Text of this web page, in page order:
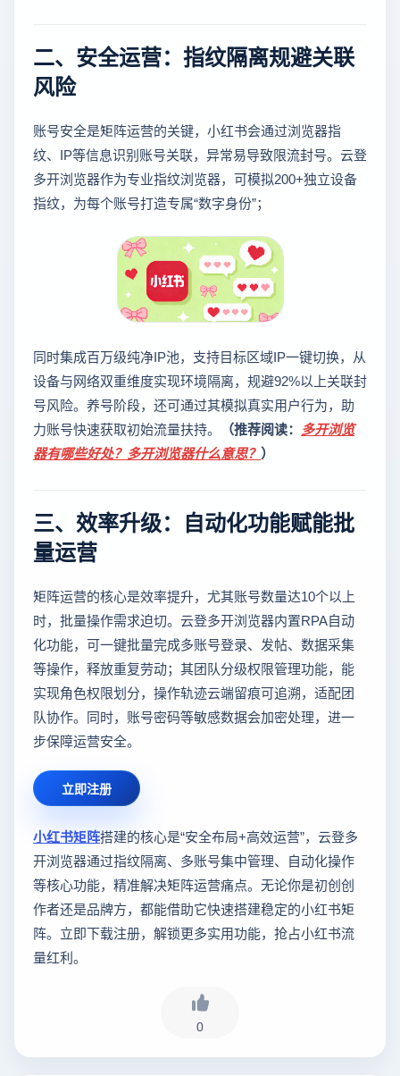
二、安全运营：指纹隔离规避关联
风险
账号安全是矩阵运营的关键，小红书会通过浏览器指
纹、IP等信息识别账号关联，异常易导致限流封号。云登
多开浏览器作为专业指纹浏览器，可模拟200+独立设备
指纹，为每个账号打造专属“数字身份”；
同时集成百万级纯净IP池，支持目标区域IP一键切换，从
设备与网络双重维度实现环境隔离，规避92%以上关联封
号风险。养号阶段，还可通过其模拟真实用户行为，助
力账号快速获取初始流量扶持。
（推荐阅读： 多开浏览
器有哪些好处？多开浏览器什么意思？ ）
三、效率升级：自动化功能赋能批
量运营
矩阵运营的核心是效率提升，尤其账号数量达10个以上
时，批量操作需求迫切。云登多开浏览器内置RPA自动
化功能，可一键批量完成多账号登录、发帖、数据采集
等操作，释放重复劳动；其团队分级权限管理功能，能
实现角色权限划分，操作轨迹云端留痕可追溯，适配团
队协作。同时，账号密码等敏感数据会加密处理，进一
步保障运营安全。
立即注册
小红书矩阵搭建的核心是“安全布局+高效运营”，云登多
开浏览器通过指纹隔离、多账号集中管理、自动化操作
等核心功能，精准解决矩阵运营痛点。无论你是初创创
作者还是品牌方，都能借助它快速搭建稳定的小红书矩
阵。立即下载注册，解锁更多实用功能，抢占小红书流
量红利。
0